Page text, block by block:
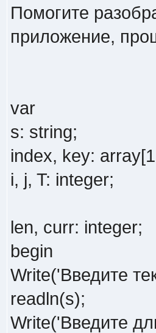
Помогите
приложение,
var
s: string;
index, key:
i, j, T: integer;
len, curr: integer;
begin
Write('Введите
readln(s);
Write('Введите